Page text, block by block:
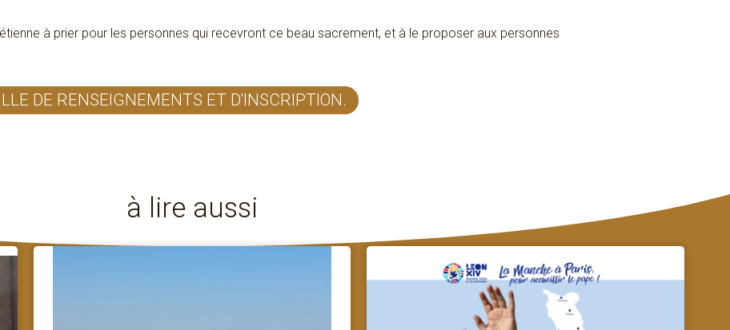
à prier pour les personnes qui recevront ce beau sacrement, et à le proposer aux personnes
DE RENSEIGNEMENTS ET D'INSCRIPTION.
à lire aussi